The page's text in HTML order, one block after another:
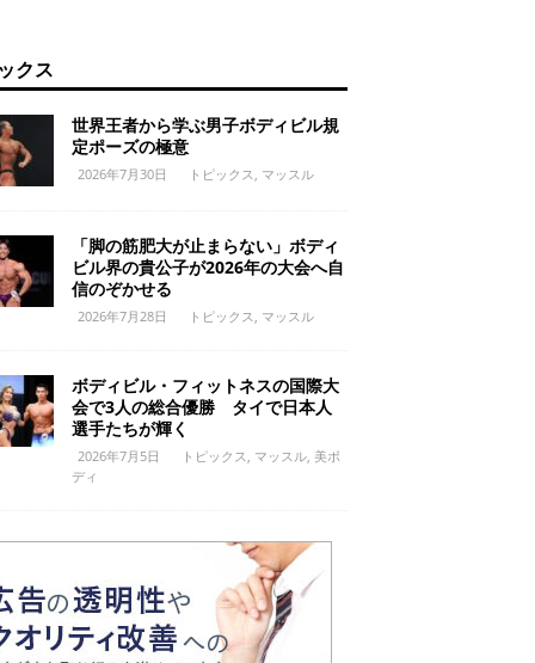
クス
世界王者から学ぶ男子ボディビル規
定ポーズの極意
2026年7月30日 トピックス マッスル
「脚の筋肥大が止まらない」ボディ
ビル界の貴公子が2026年の大会へ自
信のぞかせる
2026年7月28日 トピックス マッスル
ボディビル・フィットネスの国際大
会で3人の総合優勝 タイで日本人
選手たちが輝く
2026年7月5日 トピックス マッスル, 美ボ
ディ